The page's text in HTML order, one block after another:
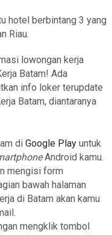
hotel berbintang 3 yang
Riau.
lowongan kerja
Batam! Ada
info loker terupdate
Batam, diantaranya
di Google Playuntuk
Android kamu.
mengisi form
bawah halaman
di Batam akan kamu
mengklik tombol